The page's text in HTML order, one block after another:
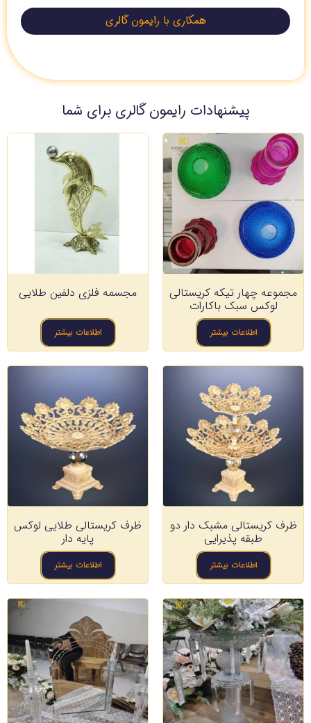
همکاری با رایمون گالری
پیشنهادات رایمون گالری برای شما
مجموعه چهار تیکه کریستالی
لوکس سبک باکارات
اطلاعات بیشتر
مجسمه فلزی دلفین طلایی
اطلاعات بیشتر
ظرف کریستالی مشبک دار دو
طبقه پذیرایی
اطلاعات بیشتر
ظرف کریستالی طلایی لوکس
پایه دار
اطلاعات بیشتر